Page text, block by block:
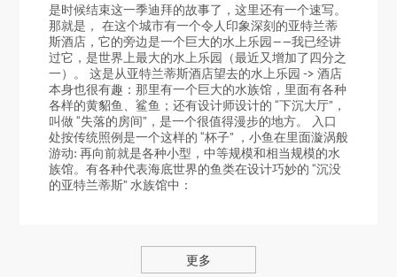
是时候结束这一季迪拜的故事了，这里还有一个速写。
那就是， 在这个城市有一个令人印象深刻的亚特兰蒂
斯酒店，它的旁边是一个巨大的水上乐园——我已经讲
过它，是世界上最大的水上乐园（最近又增加了四分之
一）。 这是从亚特兰蒂斯酒店望去的水上乐园 -> 酒店
本身也很有趣：那里有一个巨大的水族馆，里面有各种
各样的黄貂鱼、鲨鱼；还有设计师设计的 “下沉大厅”，
叫做 “失落的房间”，是一个很值得漫步的地方。 入口
处按传统照例是一个这样的 “杯子” ，小鱼在里面漩涡般
游动: 再向前就是各种小型，中等规模和相当规模的水
族馆。有各种代表海底世界的鱼类在设计巧妙的 “沉没
的亚特兰蒂斯” 水族馆中：
更多